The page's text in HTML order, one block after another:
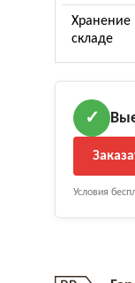
складе
✓
Условия